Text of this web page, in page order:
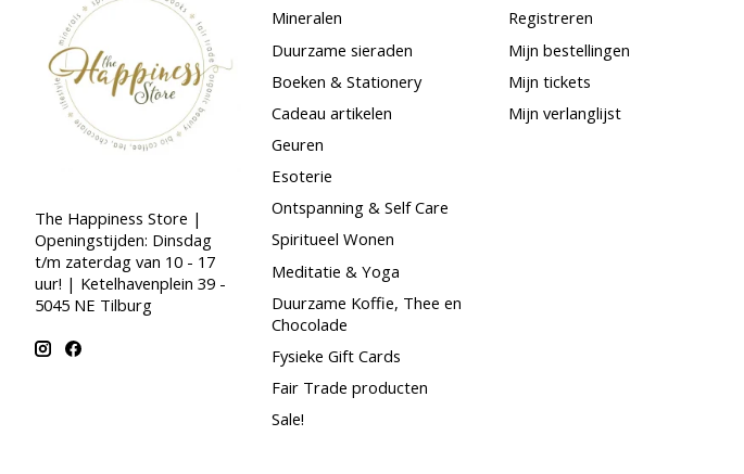
The Happiness Store |
Openingstijden: Dinsdag
t/m zaterdag van 10 - 17
uur! | Ketelhavenplein 39 -
5045 NE Tilburg
Mineralen
Duurzame sieraden
Boeken & Stationery
Cadeau artikelen
Geuren
Esoterie
Ontspanning & Self Care
Spiritueel Wonen
Meditatie & Yoga
Duurzame Koffie, Thee en
Chocolade
Fysieke Gift Cards
Fair Trade producten
Sale!
Registreren
Mijn bestellingen
Mijn tickets
Mijn verlanglijst